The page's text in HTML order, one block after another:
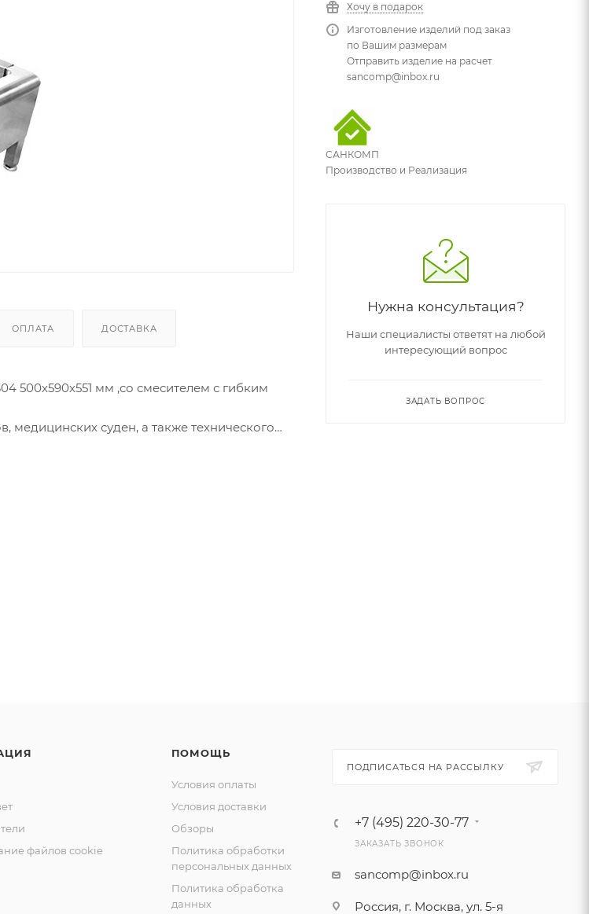
ОПЛАТА ДОСТАВКА
500х590х551 мм ,со смесителем с гибким
медицинских суден, а также технического
Хочу в подарок
Изготовление изделий под заказ
по Вашим размерам
Отправить изделие на расчет
sancomp@inbox.ru
САНКОМП
Производство и Реализация
Нужна консультация?
Наши специалисты ответят на любой
интересующий вопрос
ЗАДАТЬ ВОПРОС
файлов cookie
ПОМОЩЬ
Условия оплаты
Условия доставки
Обзоры
Политика обработки
персональных данных
Политика обработка
данных
ПОДПИСАТЬСЯ НА РАССЫЛКУ
+7 (495) 220-30-77
ЗАКАЗАТЬ ЗВОНОК
sancomp@inbox.ru
Россия, г. Москва, ул. 5-я